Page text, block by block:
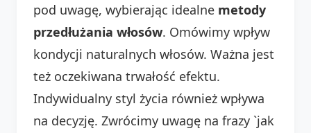
pod uwagę, wybierając idealne metody
przedłużania włosów. Omówimy wpływ
kondycji naturalnych włosów. Ważna jest
też oczekiwana trwałość efektu.
Indywidualny styl życia również wpływa
na decyzję. Zwrócimy uwagę na frazy `jak